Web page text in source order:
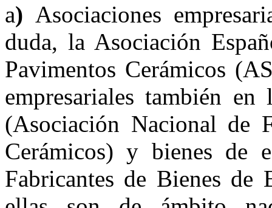
a) Asociaciones
duda, la Asociación
Pavimentos Cerámicos
empresariales también
(Asociación Nacional de
Cerámicos) y bienes de
Fabricantes de Bienes de